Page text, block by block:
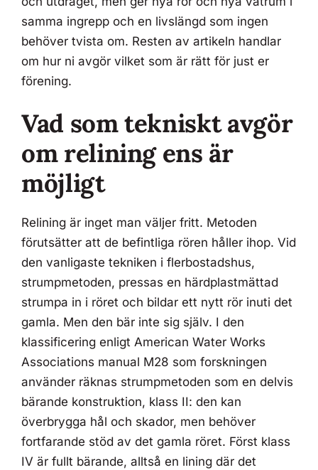
samma ingrepp och en livslängd som ingen
behöver tvista om. Resten av artikeln handlar
om hur ni avgör vilket som är rätt för just er
förening.
Vad som tekniskt avgör
om relining ens är
möjligt
Relining är inget man väljer fritt. Metoden
förutsätter att de befintliga rören håller ihop. Vid
den vanligaste tekniken i flerbostadshus,
strumpmetoden, pressas en härdplastmättad
strumpa in i röret och bildar ett nytt rör inuti det
gamla. Men den bär inte sig själv. I den
klassificering enligt American Water Works
Associations manual M28 som forskningen
använder räknas strumpmetoden som en delvis
bärande konstruktion, klass II: den kan
överbrygga hål och skador, men behöver
fortfarande stöd av det gamla röret. Först klass
IV är fullt bärande, alltså en lining där det